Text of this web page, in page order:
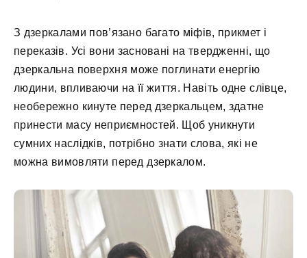
З дзеркалами пов’язано багато міфів, прикмет і
переказів. Усі вони засновані на твердженні, що
дзеркальна поверхня може поглинати енергію
людини, впливаючи на її життя. Навіть одне слівце,
необережно кинуте перед дзеркальцем, здатне
принести масу неприємностей. Щоб уникнути
сумних наслідків, потрібно знати слова, які не
можна вимовляти перед дзеркалом.